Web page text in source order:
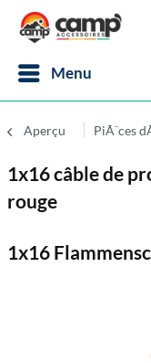
Menu
Aperçu PiÃ¨ces
1x16 câble de
rouge
1x16